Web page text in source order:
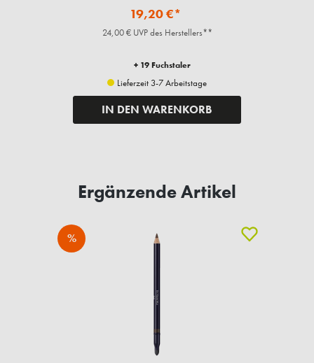
19,20 €*
24,00 € UVP des Herstellers**
+ 19 Fuchstaler
Lieferzeit 3-7 Arbeitstage
IN DEN WARENKORB
Ergänzende Artikel
%